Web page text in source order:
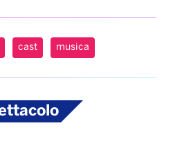
cast musica